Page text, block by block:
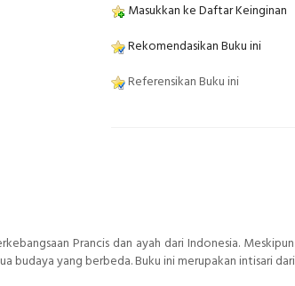
Masukkan ke Daftar Keinginan
Rekomendasikan Buku ini
Referensikan Buku ini
Prancis dan ayah dari Indonesia.
budaya yang berbeda. Buku ini merupakan intisari